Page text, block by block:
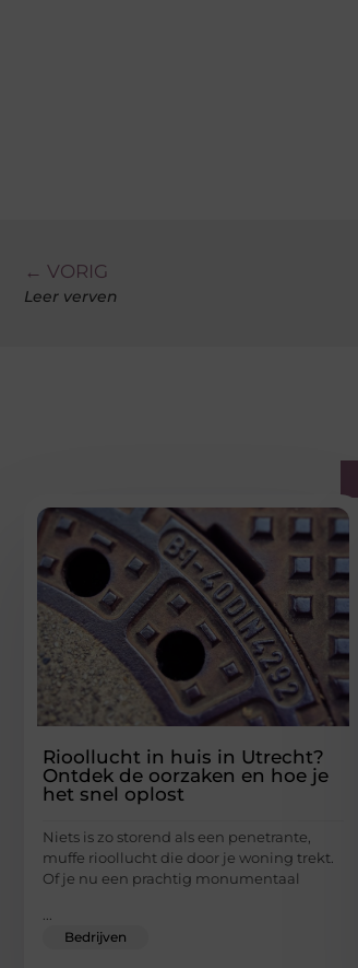
← VORIG
Leer verven
Rioollucht in huis in Utrecht?
Ontdek de oorzaken en hoe je
het snel oplost
Niets is zo storend als een penetrante,
muffe rioollucht die door je woning trekt.
Of je nu een prachtig monumentaal
Bedrijven